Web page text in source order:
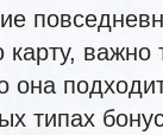
важно
она
типах